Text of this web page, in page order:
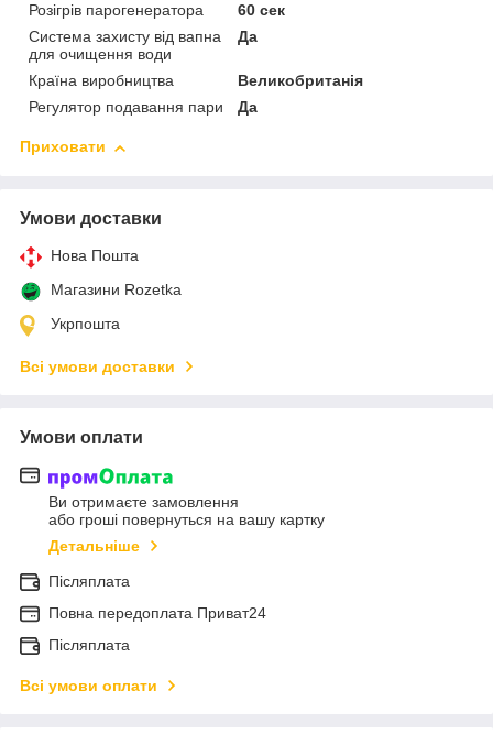
Розігрів парогенератора
60 сек
Система захисту від вапна
для очищення води
Да
Країна виробництва
Великобританія
Регулятор подавання пари
Да
Приховати
Умови доставки
Нова Пошта
Магазини Rozetka
Укрпошта
Всі умови доставки
Умови оплати
Ви отримаєте замовлення
або гроші повернуться на вашу картку
Детальніше
Післяплата
Повна передоплата Приват24
Післяплата
Всі умови оплати